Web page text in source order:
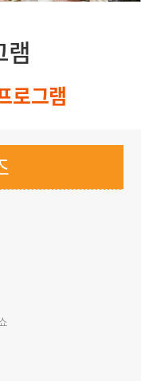
램
로그램